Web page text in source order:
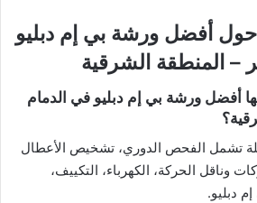
حول أفضل ورشة بي إم دبليو
– المنطقة الشرقية
أفضل ورشة بي إم دبليو في الدمام
تشمل الفحص الدوري، تشخيص الأعطال
وناقل الحركة، الكهرباء، التكييف،
دبليو.